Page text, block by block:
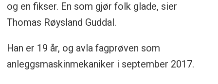
og en fikser. En som gjør folk glade, sier
Thomas Røysland Guddal.
Han er 19 år, og avla fagprøven som
anleggsmaskinmekaniker i september 2017.